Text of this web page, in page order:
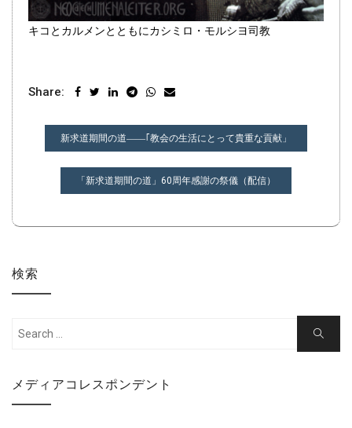
キコとカルメンとともにカシミロ・モルシヨ司教
Share:
稿
ョ
ン
新求道期間の道――｢教会の生活にとって貴重な貢献」
「新求道期間の道」60周年感謝の祭儀（配信）
検索
Search
Search
メディアコレスポンデント